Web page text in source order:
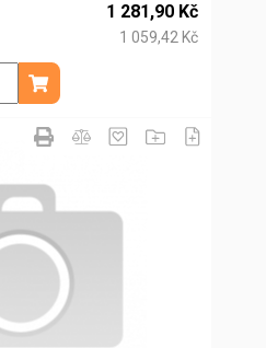
1 281,90 Kč
1 059,42 Kč
ks
Přidat do košíku